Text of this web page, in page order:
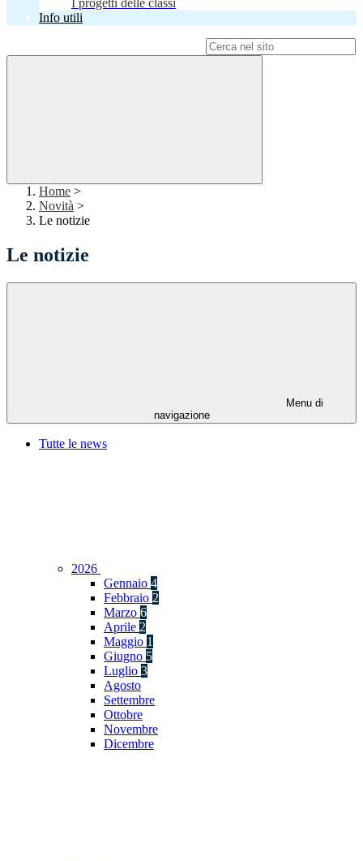
I progetti delle classi
Info utili
Home >
Novità >
Le notizie
Le notizie
Menu di
navigazione
Tutte le news
2026
Gennaio 4
Febbraio 2
Marzo 6
Aprile 2
Maggio 1
Giugno 5
Luglio 3
Agosto
Settembre
Ottobre
Novembre
Dicembre